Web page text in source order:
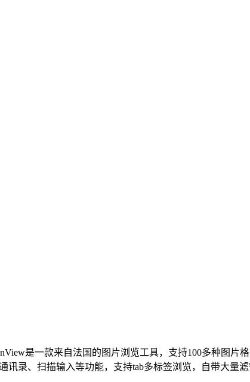
是一款来自法国的图片浏览工具，支持100多种图片
录、扫描输入等功能，支持tab多标签浏览，自带大量